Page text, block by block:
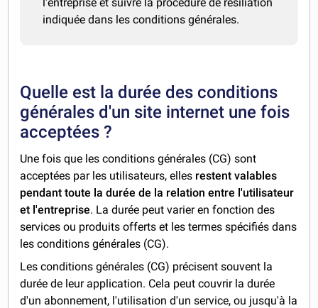
indiquée dans les conditions générales.
Quelle est la durée des conditions
générales d'un site internet une fois
acceptées ?
Une fois que les conditions générales (CG) sont
acceptées par les utilisateurs, elles restent valables
pendant toute la durée de la relation entre l'utilisateur
et l'entreprise. La durée peut varier en fonction des
services ou produits offerts et les termes spécifiés dans
les conditions générales (CG).
Les conditions générales (CG) précisent souvent la
durée de leur application. Cela peut couvrir la durée
d'un abonnement, l'utilisation d'un service, ou jusqu'à la